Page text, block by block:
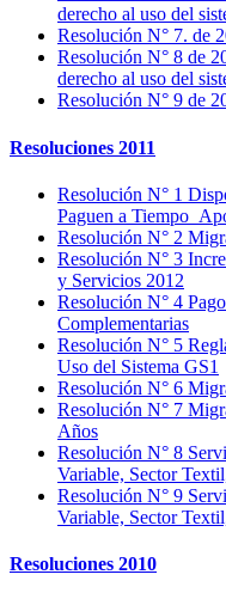
derecho al uso del
Resolución N° 7. de
Resolución N° 8 de
derecho al uso del
Resolución N° 9 de
Resoluciones 2011
Resolución N° 1
Paguen a Tiempo
Resolución N° 2
Resolución N° 3
y Servicios 2012
Resolución N° 4
Complementarias
Resolución N° 5
Uso del Sistema GS1
Resolución N° 6
Resolución N° 7
Años
Resolución N° 8
Variable, Sector
Resolución N° 9
Variable, Sector
Resoluciones 2010